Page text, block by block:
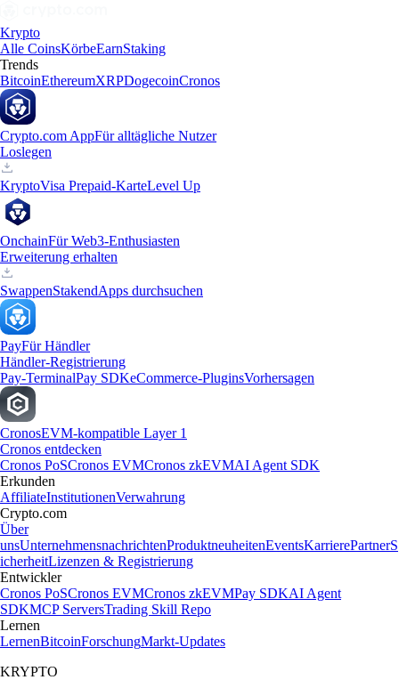
Krypto
Alle CoinsKörbeEarnStaking
Trends
BitcoinEthereumXRPDogecoinCronos
Crypto.com AppFür alltägliche Nutzer
Loslegen
KryptoVisa Prepaid-KarteLevel Up
OnchainFür Web3-Enthusiasten
Erweiterung erhalten
SwappenStakendApps durchsuchen
PayFür Händler
Händler-Registrierung
Pay-TerminalPay SDKeCommerce-PluginsVorhersagen
CronosEVM-kompatible Layer 1
Cronos entdecken
Cronos PoSCronos EVMCronos zkEVMAI Agent SDK
Erkunden
AffiliateInstitutionenVerwahrung
Crypto.com
Über
unsUnternehmensnachrichtenProduktneuheitenEventsKarrierePartnerS
icherheitLizenzen & Registrierung
Entwickler
Cronos PoSCronos EVMCronos zkEVMPay SDKAI Agent
SDKMCP ServersTrading Skill Repo
Lernen
LernenBitcoinForschungMarkt-Updates
KRYPTO